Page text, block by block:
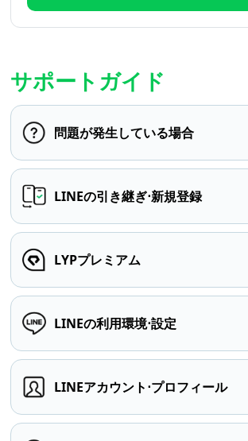
サポートガイド
問題が発生している場合
LINEの引き継ぎ⋅新規登録
LYPプレミアム
LINEの利用環境⋅設定
LINEアカウント⋅プロフィール